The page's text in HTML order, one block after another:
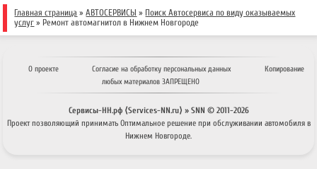
Главная страница »АВТОСЕРВИСЫ » Поиск Автосервиса по виду оказываемых
услуг » Ремонт автомагнитол в Нижнем Новгороде
О проекте Согласие на обработку персональных данных
Копирование
любых материалов ЗАПРЕЩЕНО
Сервисы-НН.рф ⟨Services-NN.ru⟩ » SNN © 2011-2026
Проект позволяющий принимать Оптимальное решениепри обслуживании автомобиля в
Нижнем Новгороде.